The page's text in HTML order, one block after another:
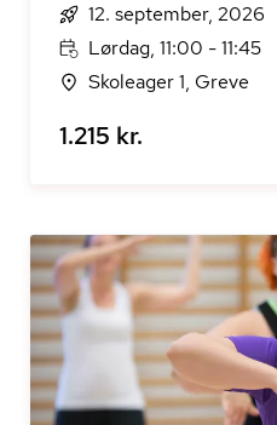
12. september, 2026
Lørdag, 11:00 - 11:45
Skoleager 1, Greve
1.215 kr.